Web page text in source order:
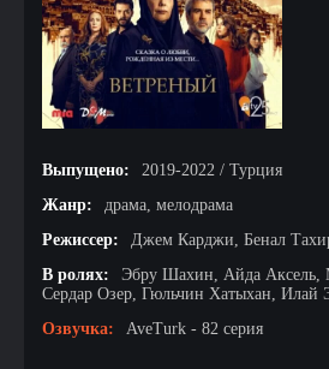
Выпущено:
2019-2022 / Турция
Жанр:
драма, мелодрама
Режиссер:
Джем Карджи, Бенал
В ролях:
Эбру Шахин, Айда Аксель,
Сердар Озер, Гюльчин Хатыхан, Илай
Озвучка:
AveTurk - 82 серия